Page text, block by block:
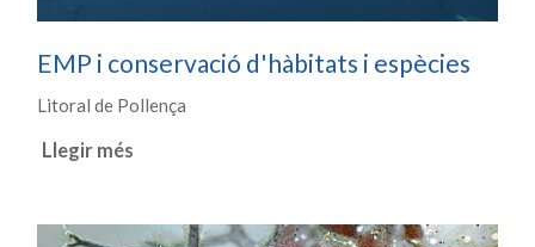
EMP i conservació d'hàbitats i espècies
Litoral de Pollença
Llegir més